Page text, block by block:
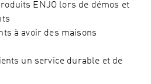
ENJO lors de démos et
à avoir des maisons
un service durable et de